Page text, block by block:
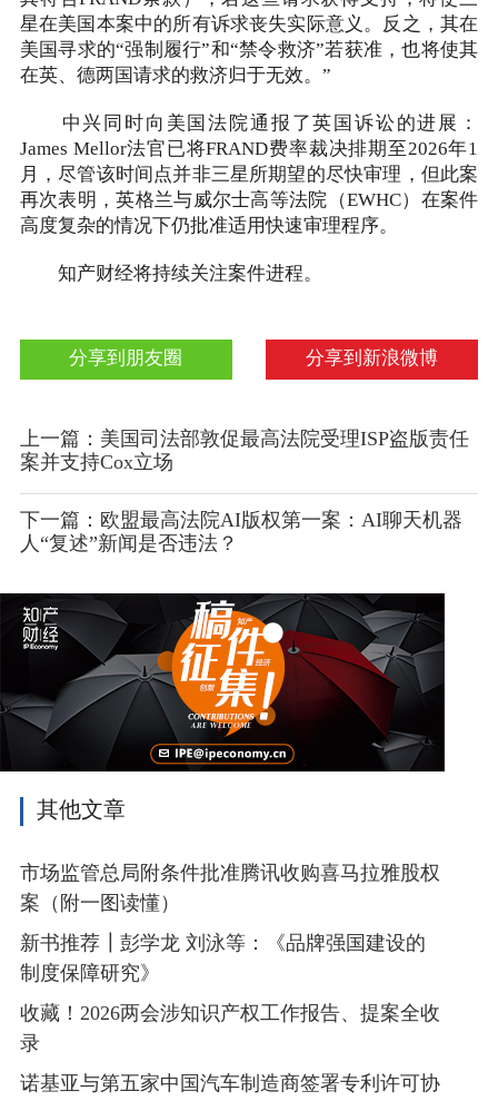
星在美国本案中的所有诉求丧失实际意义。反之，其在
美国寻求的“强制履行”和“禁令救济”若获准，也将使其
在英、德两国请求的救济归于无效。”
中兴同时向美国法院通报了英国诉讼的进展：
James Mellor法官已将FRAND费率裁决排期至2026年1
月，尽管该时间点并非三星所期望的尽快审理，但此案
再次表明，英格兰与威尔士高等法院（EWHC）在案件
高度复杂的情况下仍批准适用快速审理程序。
知产财经将持续关注案件进程。
分享到新浪微博
分享到朋友圈
上一篇：美国司法部敦促最高法院受理ISP盗版责任
案并支持Cox立场
下一篇：欧盟最高法院AI版权第一案：AI聊天机器
人“复述”新闻是否违法？
其他文章
市场监管总局附条件批准腾讯收购喜马拉雅股权
案（附一图读懂）
新书推荐┃彭学龙 刘泳等：《品牌强国建设的
制度保障研究》
收藏！2026两会涉知识产权工作报告、提案全收
录
诺基亚与第五家中国汽车制造商签署专利许可协